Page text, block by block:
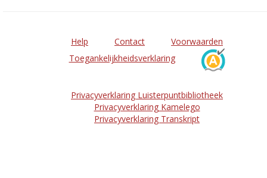
Help Contact
Voorwaarden
Toegankelijkheidsverklaring
Privacyverklaring Luisterpuntbibliotheek
Privacyverklaring Kamelego
Privacyverklaring Transkript